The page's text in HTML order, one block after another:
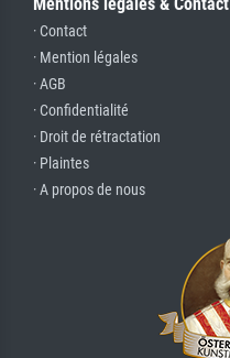
· Contact
· Mention légales
· AGB
· Confidentialité
· Droit de rétractation
· Plaintes
· A propos de nous